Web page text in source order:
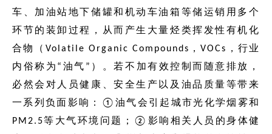
车、加油站地下储罐和机动车油箱等储运销用多个
环节的装卸过程，从而产生大量烃类挥发性有机化
合物（Volatile Organic Compounds，VOCs，行业
内俗称为“油气”）。若不加有效控制而随意排放，
必然会对人员健康、安全生产以及油品质量等带来
一系列负面影响：①油气会引起城市光化学烟雾和
PM2.5等大气环境问题；②影响相关人员的身体健